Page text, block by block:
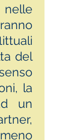
nelle
del
la
un